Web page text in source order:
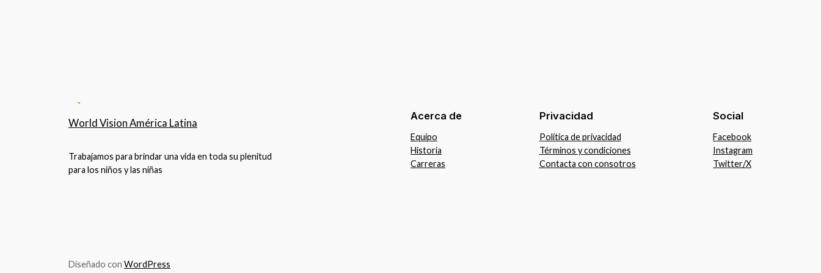
World Vision América Latina
Trabajamos para brindar una vida en toda su plenitud
para los niños y las niñas
Acerca de
Equipo
Historia
Carreras
Privacidad
Política de privacidad
Términos y condiciones
Contacta con consotros
Social
Facebook
Instagram
Twitter/X
Diseñado con WordPress